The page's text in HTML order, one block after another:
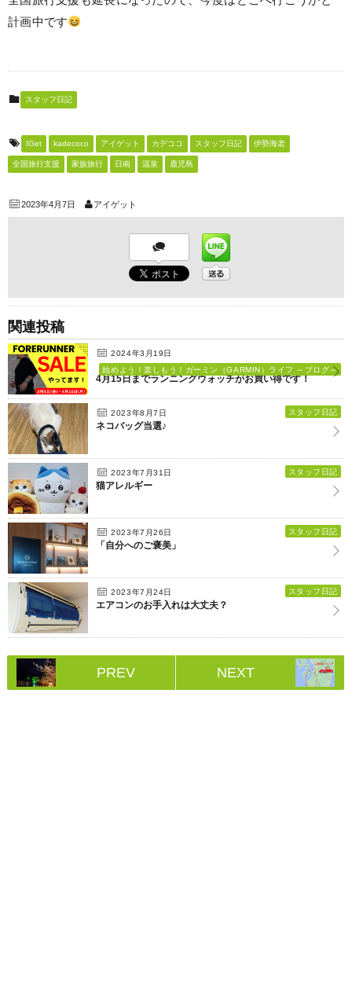
計画中です
スタッフ日記
IGet kadecoco アイゲット カデココ スタッフ日記 伊勢海老
全国旅行支援 家族旅行 日南 温泉 鹿児島
2023年4月7日 アイゲット
関連投稿
2024年3月19日
始めよう！楽しもう！ガーミン（GARMIN）ライフ ～ブログ～
4月15日までランニングウォッチがお買い得です！
2023年8月7日 スタッフ日記
ネコバッグ当選♪
2023年7月31日 スタッフ日記
猫アレルギー
2023年7月26日 スタッフ日記
「自分へのご褒美」
2023年7月24日 スタッフ日記
エアコンのお手入れは大丈夫？
PREV NEXT